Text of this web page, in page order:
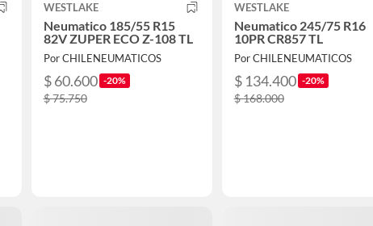
WESTLAKE
Neumatico 185/55 R15
82V ZUPER ECO Z-108 TL
Por CHILENEUMATICOS
$ 60.600 -20%
$ 75.750
WESTLAKE
Neumatico 245/75 R16
10PR CR857 TL
Por CHILENEUMATICOS
$ 134.400 -20%
$ 168.000